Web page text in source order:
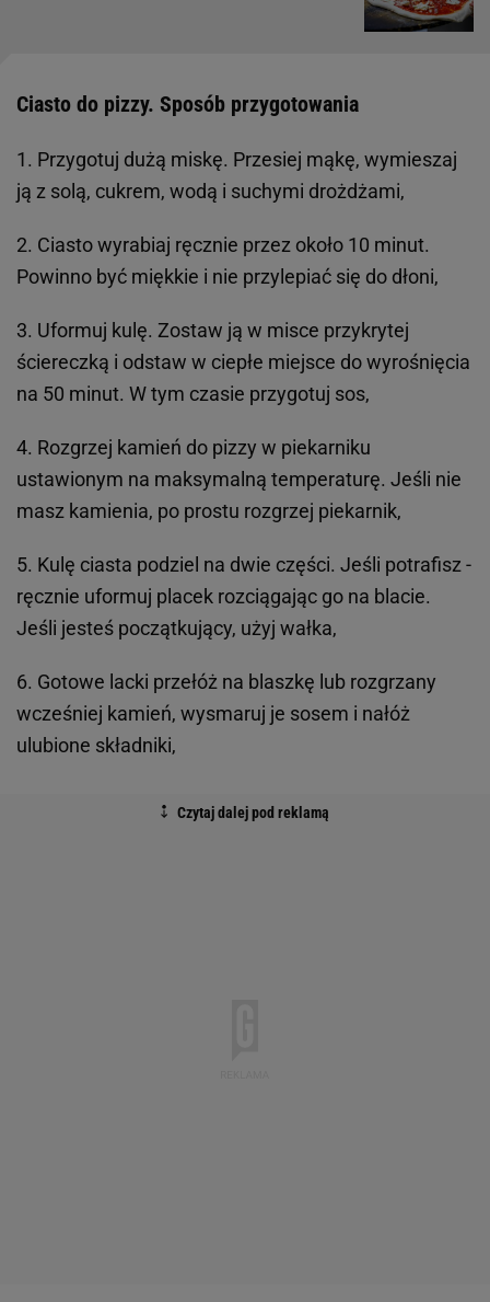
Ciasto do pizzy. Sposób przygotowania
1. Przygotuj dużą miskę. Przesiej mąkę, wymieszaj
ją z solą, cukrem, wodą i suchymi drożdżami,
2. Ciasto wyrabiaj ręcznie przez około 10 minut.
Powinno być miękkie i nie przylepiać się do dłoni,
3. Uformuj kulę. Zostaw ją w misce przykrytej
ściereczką i odstaw w ciepłe miejsce do wyrośnięcia
na 50 minut. W tym czasie przygotuj sos,
4. Rozgrzej kamień do pizzy w piekarniku
ustawionym na maksymalną temperaturę. Jeśli nie
masz kamienia, po prostu rozgrzej piekarnik,
5. Kulę ciasta podziel na dwie części. Jeśli potrafisz -
ręcznie uformuj placek rozciągając go na blacie.
Jeśli jesteś początkujący, użyj wałka,
6. Gotowe lacki przełóż na blaszkę lub rozgrzany
wcześniej kamień, wysmaruj je sosem i nałóż
ulubione składniki,